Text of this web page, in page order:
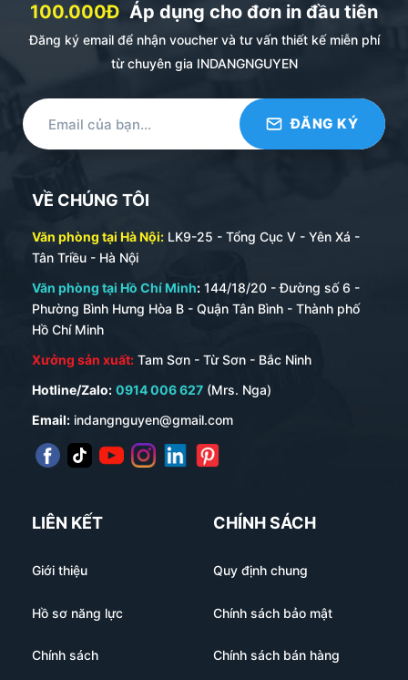
100.000Đ Áp dụng cho đơn in đầu tiên
Đăng ký email để nhận voucher và tư vấn thiết kế miễn phí
từ chuyên gia INDANGNGUYEN
VỀ CHÚNG TÔI
Văn phòng tại Hà Nội: LK9-25 - Tổng Cục V - Yên Xá -
Tân Triều - Hà Nội
Văn phòng tại Hồ Chí Minh: 144/18/20 - Đường số 6 -
Phường Bình Hưng Hòa B - Quận Tân Bình - Thành phố
Hồ Chí Minh
Xưởng sản xuất: Tam Sơn - Từ Sơn - Bắc Ninh
Hotline/Zalo: 0914 006 627 (Mrs. Nga)
Email: indangnguyen@gmail.com
LIÊN KẾT
Giới thiệu
Hồ sơ năng lực
Chính sách
CHÍNH SÁCH
Quy định chung
Chính sách bảo mật
Chính sách bán hàng